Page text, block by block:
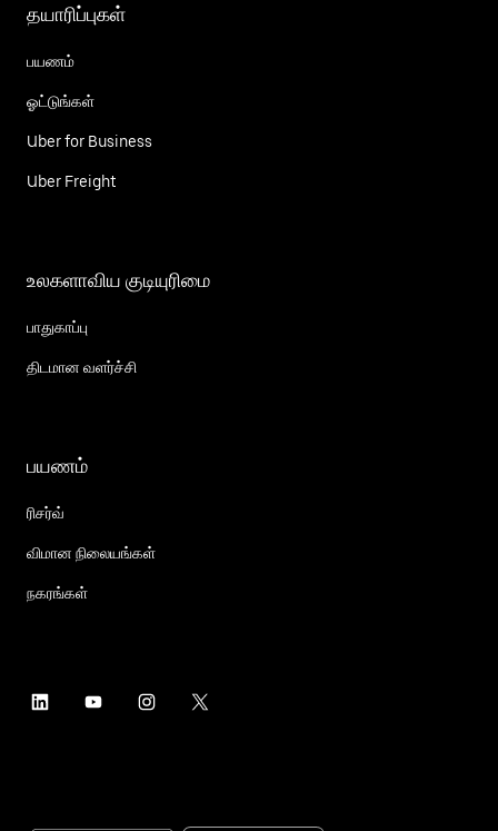
தயாரிப்புகள்
பயணம்
ஓட்டுங்கள்
Uber for Business
Uber Freight
உலகளாவிய குடியுரிமை
பாதுகாப்பு
திடமான வளர்ச்சி
பயணம்
ரிசர்வ்
விமான நிலையங்கள்
நகரங்கள்